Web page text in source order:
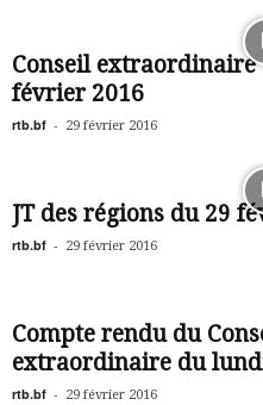
Conseil extraordinaire
février 2016
rtb.bf - 29 février 2016
JT des régions du 29
rtb.bf - 29 février 2016
Compte rendu du
extraordinaire du
rtb.bf - 29 février 2016